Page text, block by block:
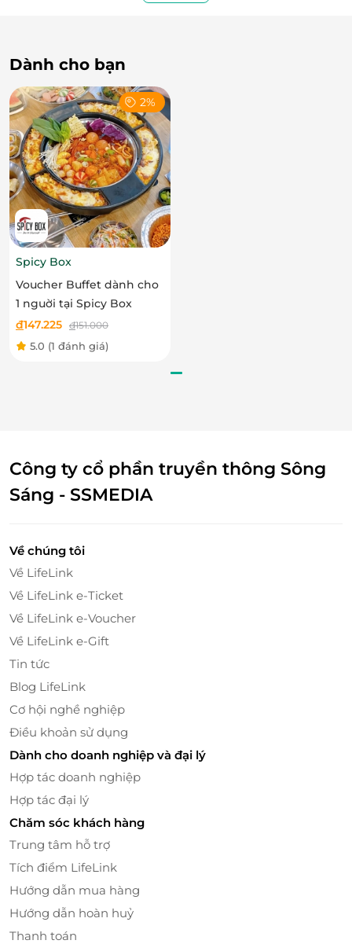
Dành cho bạn
2%
Spicy Box
Voucher Buffet dành cho
1 nguời tại Spicy Box
đ147.225 đ151.000
5.0 (1 đánh giá)
Công ty cổ phần truyền thông Sông
Sáng - SSMEDIA
Về chúng tôi
Về LifeLink
Về LifeLink e-Ticket
Về LifeLink e-Voucher
Về LifeLink e-Gift
Tin tức
Blog LifeLink
Cơ hội nghề nghiệp
Điều khoản sử dụng
Dành cho doanh nghiệp và đại lý
Hợp tác doanh nghiệp
Hợp tác đại lý
Chăm sóc khách hàng
Trung tâm hỗ trợ
Tích điểm LifeLink
Hướng dẫn mua hàng
Hướng dẫn hoàn huỷ
Thanh toán